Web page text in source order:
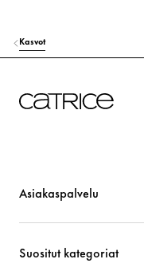
Kasvot
Asiakaspalvelu
Suositut kategoriat